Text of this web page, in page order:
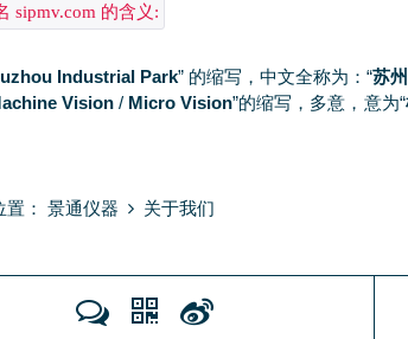
sipmv.com 的含义:
Industrial Park” 的缩写，中文全称为：“苏
Vision / Micro Vision”的缩写，多意，意为“
置： 景通仪器 关于我们